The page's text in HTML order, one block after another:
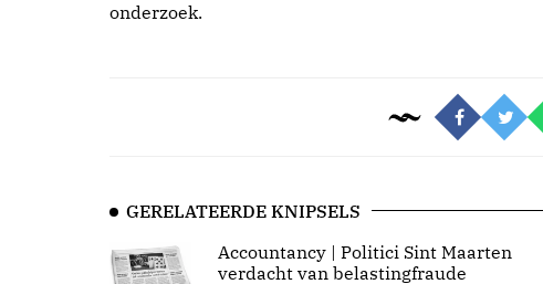
onderzoek.
GERELATEERDE KNIPSELS
Accountancy | Politici Sint Maarten
verdacht van belastingfraude